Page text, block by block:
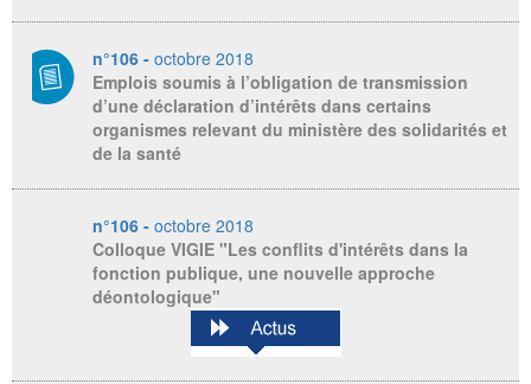
n°106 - octobre 2018
Emplois soumis à l’obligation de transmission
d’une déclaration d’intérêts dans certains
organismes relevant du ministère des solidarités et
de la santé
n°106 - octobre 2018
Colloque VIGIE "Les conflits d'intérêts dans la
fonction publique, une nouvelle approche
déontologique"